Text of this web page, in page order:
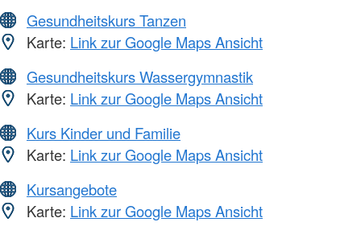
Gesundheitskurs Tanzen
Karte: Link zur Google Maps Ansicht
Gesundheitskurs Wassergymnastik
Karte: Link zur Google Maps Ansicht
Kurs Kinder und Familie
Karte: Link zur Google Maps Ansicht
Kursangebote
Karte: Link zur Google Maps Ansicht